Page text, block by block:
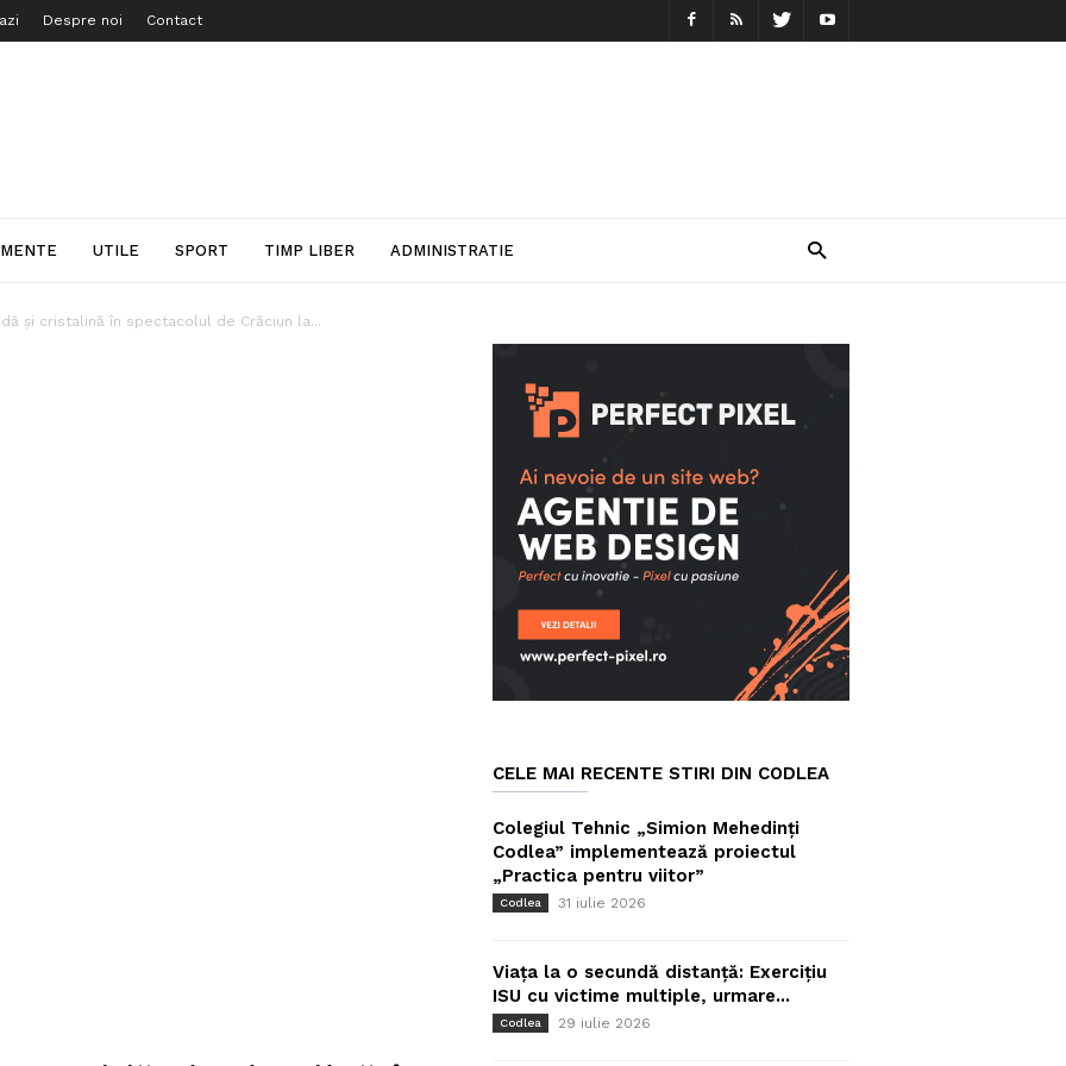
Despre noi Contact
UTILE SPORT TIMP LIBER ADMINISTRATIE
și cristalină în spectacolul de Crăciun la...
CELE MAI RECENTE STIRI DIN CODLEA
Colegiul Tehnic „Simion Mehedinți
Codlea” implementează proiectul
„Practica pentru viitor”
Codlea 31 iulie 2026
Viața la o secundă distanță: Exercițiu
ISU cu victime multiple, urmare...
Codlea 29 iulie 2026